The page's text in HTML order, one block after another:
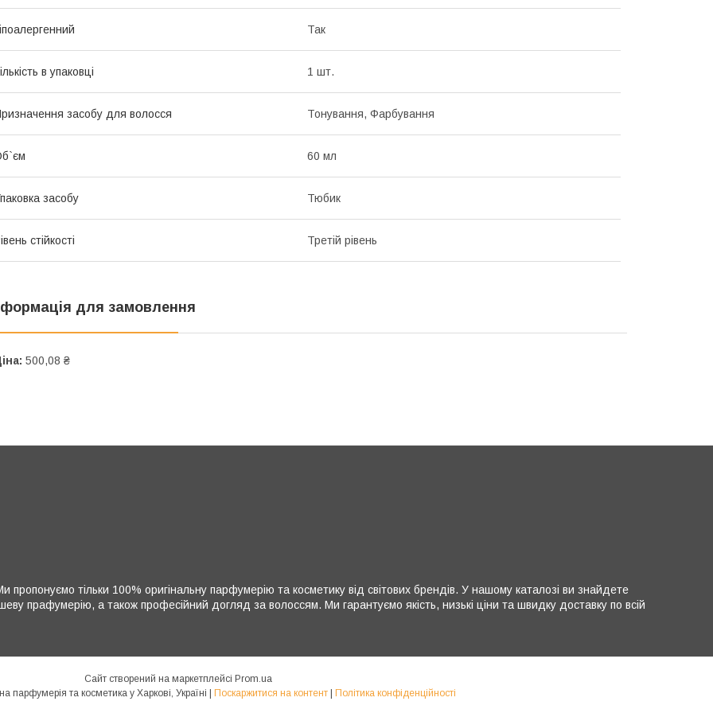
Так
в упаковці 1 шт.
засобу для волосся Тонування, Фарбування
60 мл
засобу Тюбик
стійкості Третій рівень
для замовлення
500,08 ₴
пропонуємо тільки 100% оригінальну парфумерію та косметику від світових брендів. У нашому каталозі ви знайдете
прафумерію, а також професійний догляд за волоссям. Ми гарантуємо якість, низькі ціни та швидку доставку по всій
Сайт створений на маркетплейсі Prom.ua
Поскаржитися на контент Політика конфіденційності